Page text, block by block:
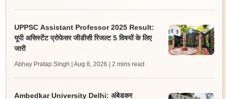
UPPSC Assistant Professor 2025 Result:
यूपी असिस्टेंट प्रोफेसर जीडीसी रिजल्ट 5 विषयों के लिए
जारी
Abhay Pratap Singh | Aug 8, 2026 | 2 mins read
Ambedkar University Delhi: अंबेडकर